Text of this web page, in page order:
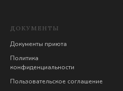
ДОКУМЕНТЫ
Документы приюта
Политика
конфиденциальности
Пользовательское соглашение